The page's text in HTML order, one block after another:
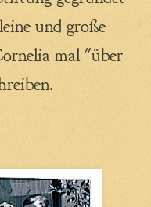
...
und große
mal "über